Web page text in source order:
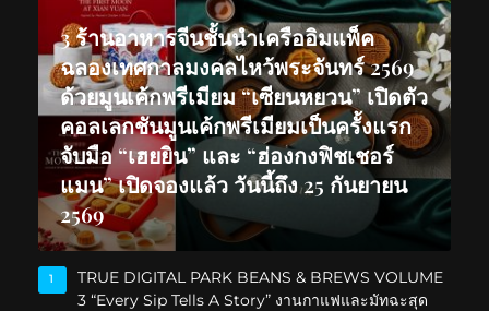
3 ร้านอาหารจีนชั้นนำเครืออิมแพ็ค
ฉลองเทศกาลมงคลไหว้พระจันทร์ 2569
ด้วยมูนเค้กพรีเมียม “เซียนหยวน” เปิดตัว
คอลเลกชันมูนเค้กพรีเมียมเป็นครั้งแรก
จับมือ “เฮยยิน” และ “ฮ่องกงฟิชเชอร์
แมน” เปิดจองแล้ว วันนี้ถึง 25 กันยายน
2569
1
TRUE DIGITAL PARK BEANS & BREWS VOLUME
3 “Every Sip Tells A Story” งานกาแฟและมัทฉะสุด